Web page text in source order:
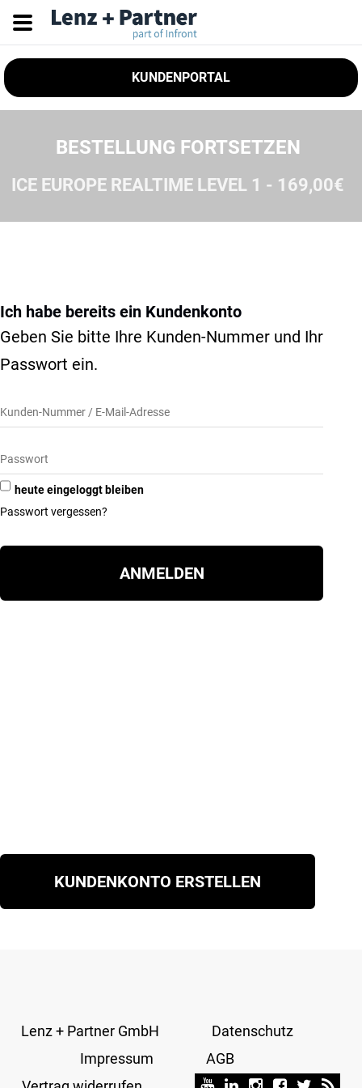
KUNDENPORTAL
BESTELLUNG FORTSETZEN
ICE EUROPE REALTIME LEVEL 1 - 169,00€
Ich habe bereits ein Kundenkonto
Geben Sie bitte Ihre Kunden-Nummer und Ihr
Passwort ein.
heute eingeloggt bleiben
Passwort vergessen?
ANMELDEN
KUNDENKONTO ERSTELLEN
Lenz + Partner GmbH
Datenschutz
Impressum
AGB